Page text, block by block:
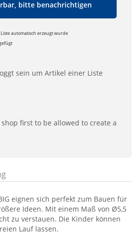
bitte benachrichtigen
automatisch erzeugt wurde
sein um Artikel einer Liste
first to be allowed to create a
eignen sich perfekt zum Bauen für
Ideen. Mit einem Maß von Ø5,5
zu verstauen. Die Kinder können
Lauf lassen.